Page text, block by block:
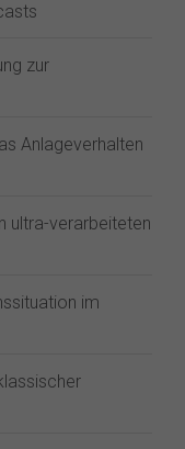
zur
Anlageverhalten
ultra-verarbeiteten
im